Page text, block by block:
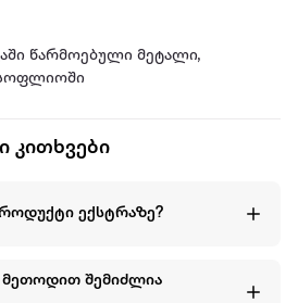
წარმოებული მეტალი,
კითხვები
ექსტრაზე?
შემიძლია